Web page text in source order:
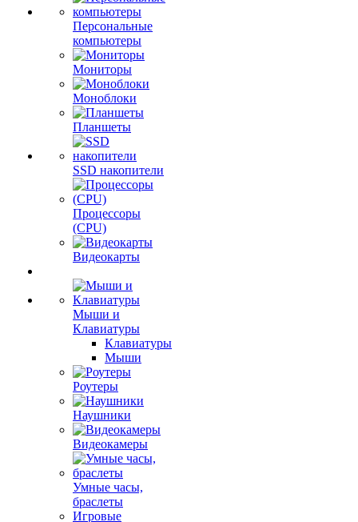
Персональные
компьютеры
Мониторы
Моноблоки
Планшеты
SSD накопители
Процессоры
(CPU)
Видеокарты
Мыши и
Клавиатуры
Клавиатуры
Мыши
Роутеры
Наушники
Видеокамеры
Умные часы,
браслеты
Игровые